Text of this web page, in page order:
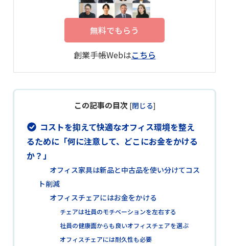
無料でもらう
創業手帳Webはこちら
この記事の目次 [閉じる]
コストを抑えて快適なオフィス環境を整え
るために「何に注意して、どこにお金をかける
か？」
オフィス家具は新品と中古品を使い分けてコス
ト削減
オフィスチェアにはお金をかける
チェアは社員のモチベーションを左右する
社員の健康面からも良いオフィスチェアを選ぶ
オフィスチェアには耐久性も必要